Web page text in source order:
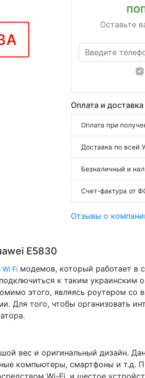
Оставьте
Оплата и доставка
Оплата при
Доставка по всей
Безналичный и
Счет-фактура от
Отзывы о
E5830
Fi модемов, который работает в
к таким украинским
этого, являясь роутером со
Для того, чтобы организовать
вес и оригинальный дизайн.
компьютеры, смартфоны и т.д.
Wi-Fi, и шестое